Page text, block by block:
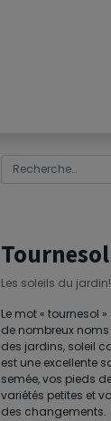
Les soleils du
Le mot « tournesol
de nombreux
des jardins, soleil
est une excellente
semée, vos pieds
variétés petites et
des changements.